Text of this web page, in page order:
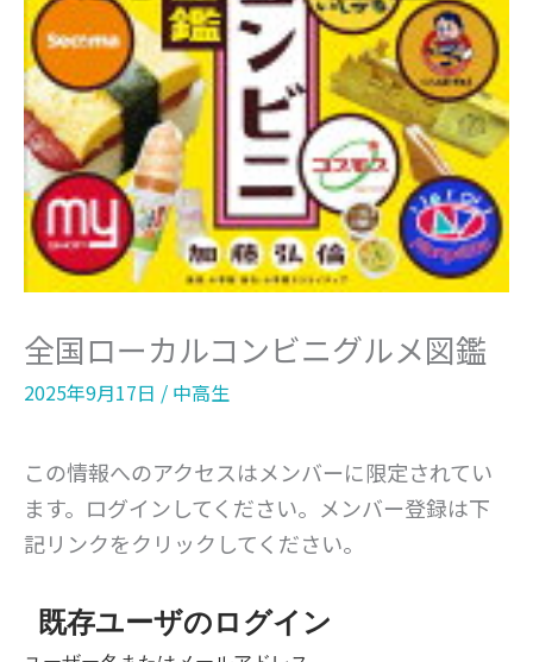
全国ローカルコンビニグルメ図鑑
2025年9月17日 / 中高生
この情報へのアクセスはメンバーに限定されてい
ます。ログインしてください。メンバー登録は下
記リンクをクリックしてください。
既存ユーザのログイン